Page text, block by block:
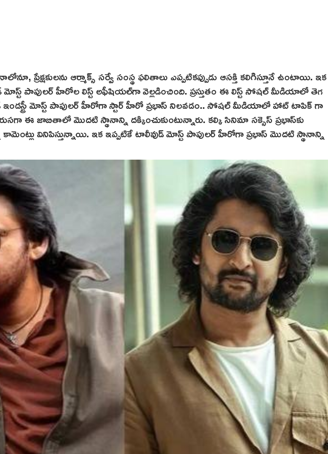
ప్రేక్షకులను ఆర్మాక్స్ సర్వే సంస్థ ఫలితాలు ఎప్పటిక‌ప్పుడు ఆసక్తి కలిగిస్తూనే ఉంటాయి. ఇక
పాపులర్ హీరోల లిస్ట్‌ అఫీషియల్‌గా వెల్లడించింది. ప్రస్తుతం ఈ లిస్ట్‌ సోషల్ మీడియాలో తెగ
మోస్ట్ పాపులర్ హీరోగా స్టార్ హీరో ప్రభాస్ నిలవడం.. సోషల్ మీడియాలో హాట్ టాపిక్ గా
ఈ జాబితాలో మొదటి స్థానాన్ని దక్కించుకుంటున్నారు. కల్కి సినిమా సక్సెస్ ప్ర‌భాస్‌కు
వినిపిస్తున్నాయి. ఇక ఇప్పటికే టాలీవుడ్ మోస్ట్ పాపులర్ హీరోగా ప్రభాస్ మొదటి స్థానాన్ని